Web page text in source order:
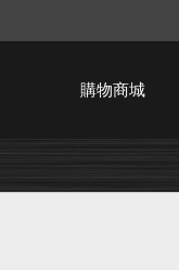
購物商城